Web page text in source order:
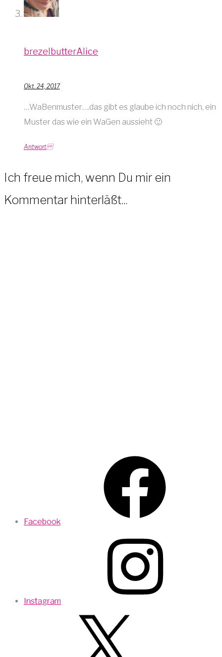
brezelbutterAlice
Okt. 24, 2017
…WaBenmuster….das gibt es glaube ich noch nich, ein
Muster das wie ein WaGen aussieht 🙂
Antwort
Ich freue mich, wenn Du mir ein
Kommentar hinterläßt...
Facebook
Instagram